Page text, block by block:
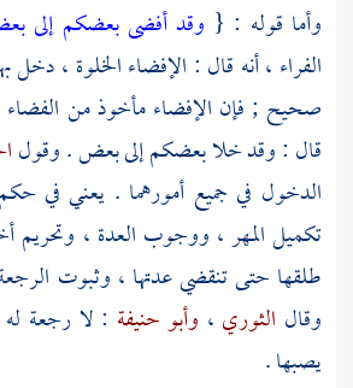
وأما قوله : { وقد أفضى بعضكم إلى
الفراء ،أنه قال : الإفضاء الخلوة ، دخل
صحيح ; فإن الإفضاء مأخوذ من الفضاء
قال : وقد خلا بعضكم إلى بعض . وقول
الدخول في جميع أمورهما . يعني في
تكميل المهر ، ووجوب العدة ، وتحريم
طلقها حتى تنقضي عدتها ، وثبوت
وقال الثوري ، وأبو حنيفة : لا رجعة له
يصبها .